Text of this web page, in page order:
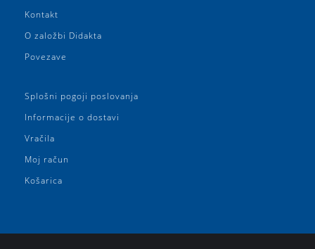
Kontakt
O založbi Didakta
Povezave
Splošni pogoji poslovanja
Informacije o dostavi
Vračila
Moj račun
Košarica